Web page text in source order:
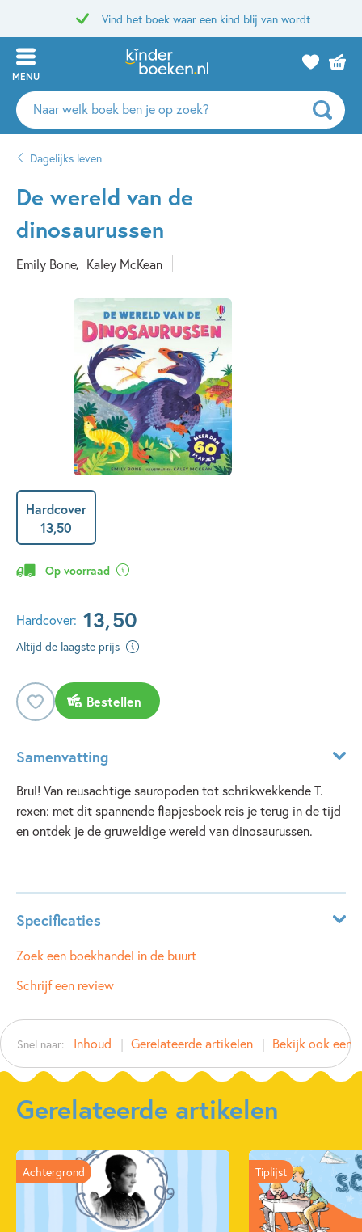
Vind het boek waar een kind blij van wordt
MENU
Zoeken
naar
auteurs
uitgevers
Dagelijks leven
De wereld van de
dinosaurussen
Emily Bone Kaley McKean
Hardcover
13,50
Op voorraad
Hardcover: 13,50
Altijd de laagste prijs
Bestellen
Samenvatting
Brul! Van reusachtige sauropoden tot schrikwekkende T.
rexen: met dit spannende flapjesboek reis je terug in de tijd
en ontdek je de gruweldige wereld van dinosaurussen.
Specificaties
ISBN: 9781806070534
NUR:
Auteur(s):
Illustrator: Kaley McKean
Prijs:
50
Aantal pagina's:
Uitgever:
Usborne Publishers
Verschijningsdatum: 04-08-2026
Kenmerken van dit boek
Dagelijks leven Dieren & natuur
Dinosaurussen
Zoek een boekhandel in de buurt
Schrijf een review
Snel naar: Inhoud Gerelateerde artikelen Bekijk ook eens
Gerelateerde artikelen
Achtergrond Tiplijst